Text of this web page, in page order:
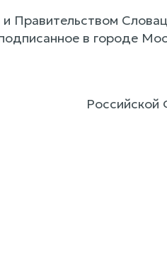
Правительством
в городе